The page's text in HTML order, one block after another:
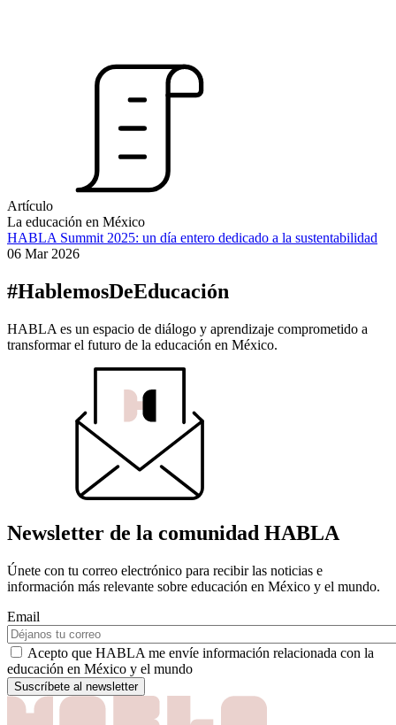
Artículo
La educación en México
HABLA Summit 2025: un día entero dedicado a la sustentabilidad
06 Mar 2026
#HablemosDeEducación
HABLA es un espacio de diálogo y aprendizaje comprometido a
transformar el futuro de la educación en México.
Newsletter de la comunidad HABLA
Únete con tu correo electrónico para recibir las noticias e
información más relevante sobre educación en México y el mundo.
Email
Acepto que HABLA me envíe información relacionada con la
educación en México y el mundo